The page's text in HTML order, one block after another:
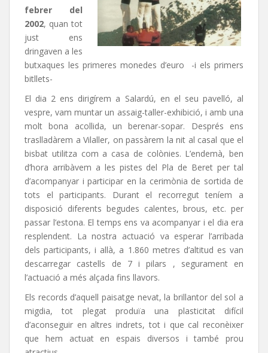
febrer del
2002, quan tot
just ens
dringaven a les
butxaques les primeres monedes d’euro -i els primers
bitllets-
El dia 2 ens dirigírem a Salardú, en el seu pavelló, al
vespre, vam muntar un assaig-taller-exhibició, i amb una
molt bona acollida, un berenar-sopar. Després ens
traslladàrem a Vilaller, on passàrem la nit al casal que el
bisbat utilitza com a casa de colònies. L’endemà, ben
d’hora arribàvem a les pistes del Pla de Beret per tal
d’acompanyar i participar en la cerimònia de sortida de
tots el participants. Durant el recorregut teníem a
disposició diferents begudes calentes, brous, etc. per
passar l’estona. El temps ens va acompanyar i el dia era
resplendent. La nostra actuació va esperar l’arribada
dels participants, i allà, a 1.860 metres d’altitud es van
descarregar castells de 7 i pilars , segurament en
l’actuació a més alçada fins llavors.
Els records d’aquell paisatge nevat, la brillantor del sol a
migdia, tot plegat produïa una plasticitat difícil
d’aconseguir en altres indrets, tot i que cal reconèixer
que hem actuat en espais diversos i també prou